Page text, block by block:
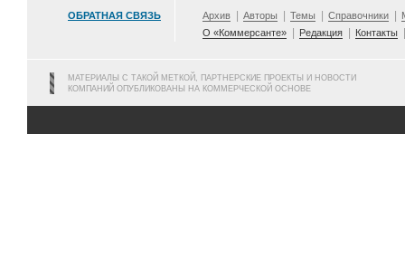
ОБРАТНАЯ СВЯЗЬ Архив Авторы Темы Справочники
О «Коммерсанте»
Редакция Контакты
МАТЕРИАЛЫ С ТАКОЙ МЕТКОЙ, ПАРТНЕРСКИЕ ПРОЕКТЫ И НОВОСТИ
КОМПАНИЙ ОПУБЛИКОВАНЫ НА КОММЕРЧЕСКОЙ ОСНОВЕ